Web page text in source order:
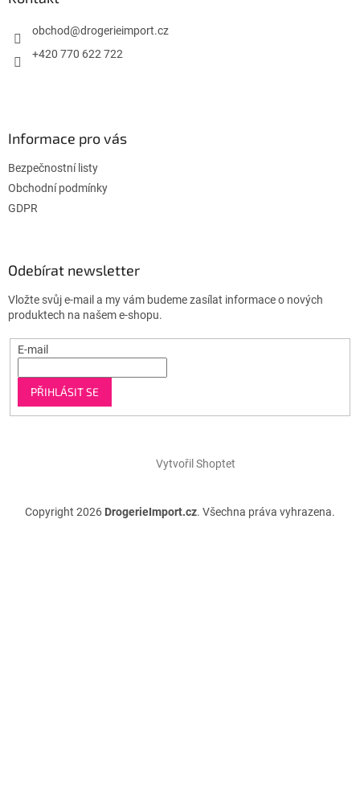
obchod@drogerieimport.cz
+420 770 622 722
Informace pro vás
Bezpečnostní listy
Obchodní podmínky
GDPR
Odebírat newsletter
Vložte svůj e-mail a my vám budeme zasílat informace o nových
produktech na našem e-shopu.
E-mail
PŘIHLÁSIT SE
Vytvořil Shoptet
Copyright 2026 DrogerieImport.cz. Všechna práva vyhrazena.